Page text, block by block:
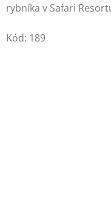
rybníka v Safari
Kód: 189